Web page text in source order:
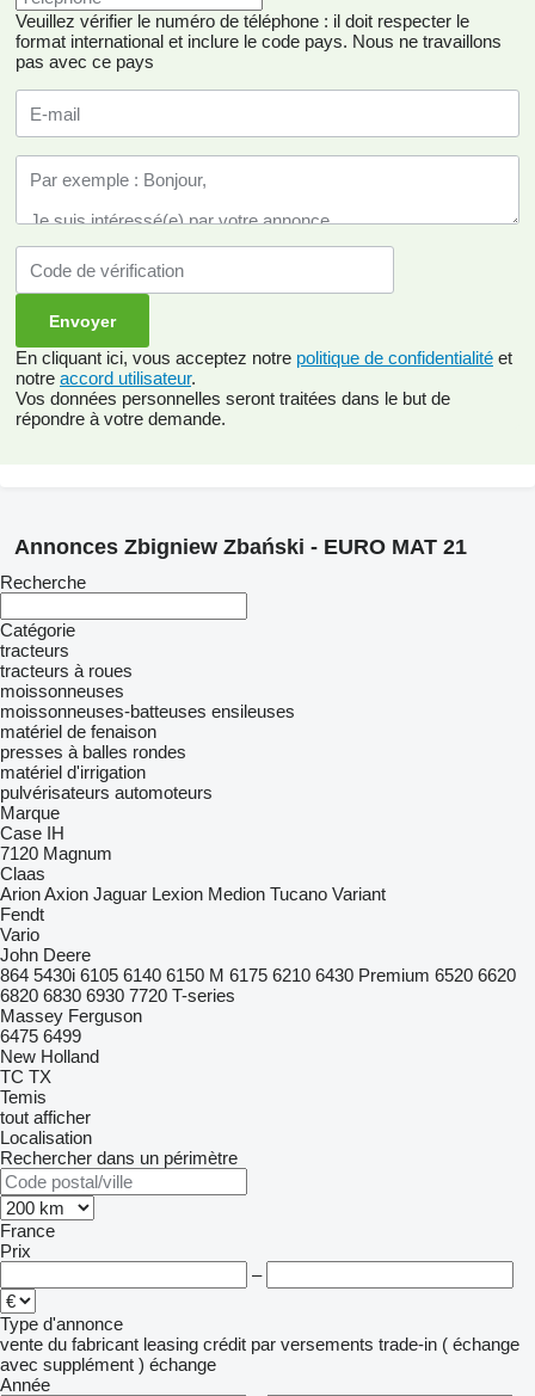
Veuillez vérifier le numéro de téléphone : il doit respecter le
format international et inclure le code pays. Nous ne travaillons
pas avec ce pays
En cliquant ici, vous acceptez notre politique de confidentialité et
notre accord utilisateur.
Vos données personnelles seront traitées dans le but de
répondre à votre demande.
Annonces Zbigniew Zbański - EURO MAT 21
Recherche
Catégorie
tracteurs
tracteurs à roues
moissonneuses
moissonneuses-batteuses ensileuses
matériel de fenaison
presses à balles rondes
matériel d'irrigation
pulvérisateurs automoteurs
Marque
Case IH
7120 Magnum
Claas
ArionAxion Jaguar Lexion Medion Tucano Variant
Fendt
Vario
John Deere
864 5430i 6105 6140 6150 M 6175 6210 6430 Premium 6520 6620
6820 6830 6930 7720 T-series
Massey Ferguson
6475 6499
New Holland
TC TX
Temis
tout afficher
Localisation
Rechercher dans un périmètre
France
Prix
–
Type d'annonce
vente du fabricant leasing crédit par versements trade-in ( échange
avec supplément ) échange
Année